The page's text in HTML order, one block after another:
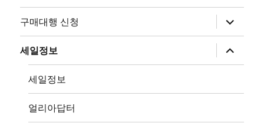
구매대행 신청
위
메
뉴
확
장
세일정보
위
메
장
세일정보
얼리아답터